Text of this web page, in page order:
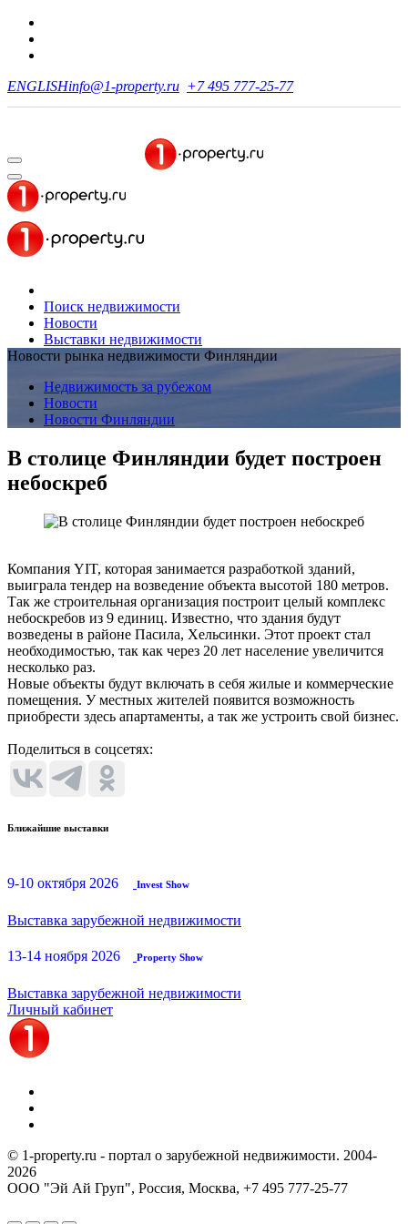
ENGLISHinfo@1-property.ru +7 495 777-25-77
Поиск недвижимости
Новости
Выставки недвижимости
Новости рынка недвижимости Финляндии
Недвижимость за рубежом
Новости
Новости Финляндии
В столице Финляндии будет построен
небоскреб
Компания YIT, которая занимается разработкой зданий,
выиграла тендер на возведение объекта высотой 180 метров.
Так же строительная организация построит целый комплекс
небоскребов из 9 единиц. Известно, что здания будут
возведены в районе Пасила, Хельсинки. Этот проект стал
необходимостью, так как через 20 лет население увеличится
несколько раз.
Новые объекты будут включать в себя жилые и коммерческие
помещения. У местных жителей появится возможность
приобрести здесь апартаменты, а так же устроить свой бизнес.
Поделиться в соцсетях:
Ближайшие выставки
9-10 октября 2026 Invest Show
Выставка зарубежной недвижимости
13-14 ноября 2026 Property Show
Выставка зарубежной недвижимости
Личный кабинет
© 1-property.ru - портал о зарубежной недвижимости. 2004-
2026
ООО "Эй Ай Груп", Россия, Москва, +7 495 777-25-77